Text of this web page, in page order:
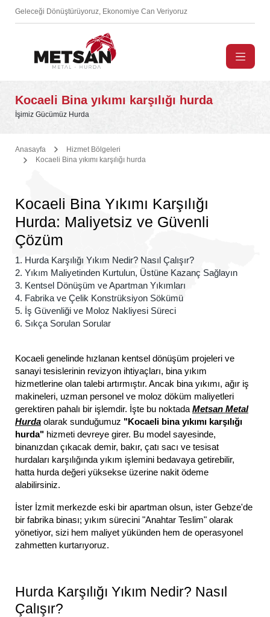
Geleceği Dönüştürüyoruz, Ekonomiye Can Veriyoruz
Kocaeli Bina yıkımı karşılığı hurda
İşimiz Gücümüz Hurda
Anasayfa
Hizmet Bölgeleri
Kocaeli Bina yıkımı karşılığı hurda
Kocaeli Bina Yıkımı Karşılığı
Hurda: Maliyetsiz ve Güvenli
Çözüm
1. Hurda Karşılığı Yıkım Nedir? Nasıl Çalışır?
2. Yıkım Maliyetinden Kurtulun, Üstüne Kazanç Sağlayın
3. Kentsel Dönüşüm ve Apartman Yıkımları
4. Fabrika ve Çelik Konstrüksiyon Sökümü
5. İş Güvenliği ve Moloz Nakliyesi Süreci
6. Sıkça Sorulan Sorular
Kocaeli genelinde hızlanan kentsel dönüşüm projeleri ve
sanayi tesislerinin revizyon ihtiyaçları, bina yıkım
hizmetlerine olan talebi artırmıştır. Ancak bina yıkımı, ağır iş
makineleri, uzman personel ve moloz döküm maliyetleri
gerektiren pahalı bir işlemdir. İşte bu noktada Metsan Metal
Hurda olarak sunduğumuz "Kocaeli bina yıkımı karşılığı
hurda" hizmeti devreye girer. Bu model sayesinde,
binanızdan çıkacak demir, bakır, çatı sacı ve tesisat
hurdaları karşılığında yıkım işlemini bedavaya getirebilir,
hatta hurda değeri yüksekse üzerine nakit ödeme
alabilirsiniz.
İster İzmit merkezde eski bir apartman olsun, ister Gebze'de
bir fabrika binası; yıkım sürecini "Anahtar Teslim" olarak
yönetiyor, sizi hem maliyet yükünden hem de operasyonel
zahmetten kurtarıyoruz.
Hurda Karşılığı Yıkım Nedir? Nasıl
Çalışır?